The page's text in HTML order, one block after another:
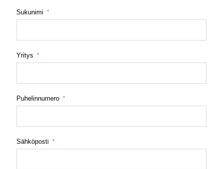
Sukunimi
Yritys
Puhelinnumero
Sähköposti